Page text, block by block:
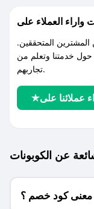
المشترين المتحققين.
خدمتنا وتعلم من
تجاربهم.
عن الكوبونات
معنى كود خصم ؟